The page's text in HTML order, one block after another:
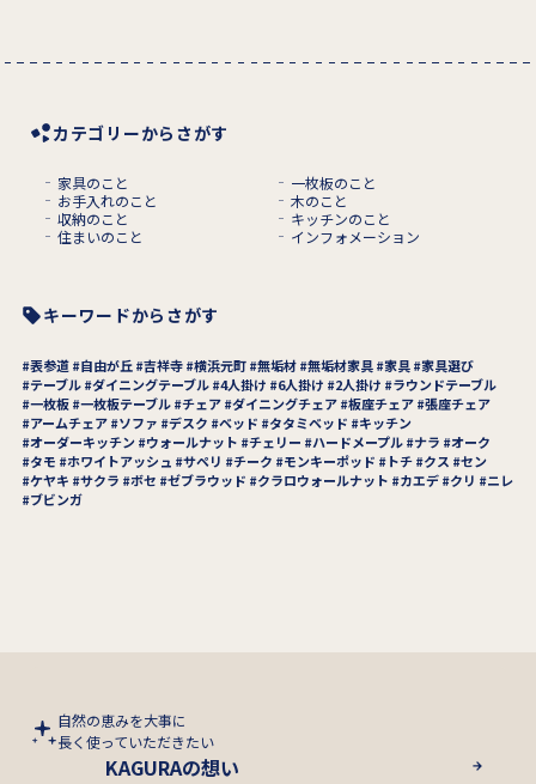
カテゴリーからさがす
家具のこと
一枚板のこと
お手入れのこと
木のこと
収納のこと
キッチンのこと
住まいのこと
インフォメーション
キーワードからさがす
表参道 自由が丘 吉祥寺 横浜元町 無垢材 無垢材家具 家具 家具選び
テーブル ダイニングテーブル 4人掛け 6人掛け 2人掛け
ラウンドテーブル
一枚板 一枚板テーブル チェア ダイニングチェア 板座チェア 張座チェア
アームチェア
ソファ デスク ベッド タタミベッド
キッチン
オーダーキッチン
ウォールナット チェリー ハードメープル ナラ
オーク
タモ
ホワイトアッシュ サペリ チーク モンキーポッド トチ クス
セン
ケヤキ
サクラ ボセ ゼブラウッド クラロウォールナット カエデ クリ
ニレ
ブビンガ
自然の恵みを大事に
長く使っていただきたい
KAGURAの想い